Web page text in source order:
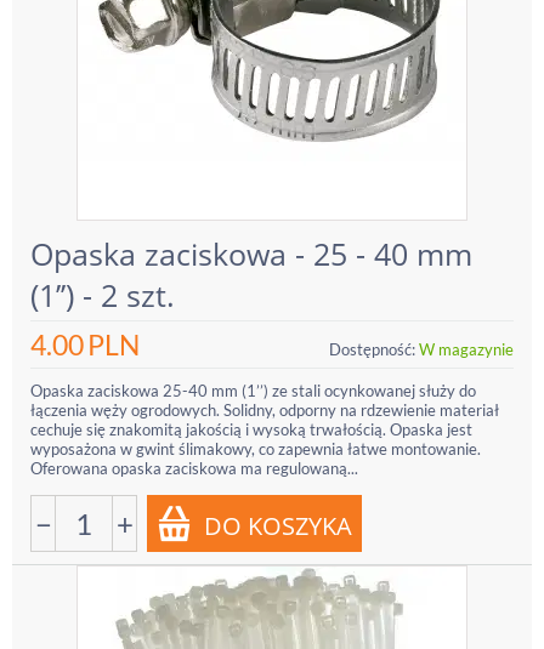
Opaska zaciskowa - 25 - 40 mm
(1’’) - 2 szt.
4.00PLN Dostępność:W magazynie
Opaska zaciskowa 25-40 mm (1’’) ze stali ocynkowanej służy do
łączenia węży ogrodowych. Solidny, odporny na rdzewienie materiał
cechuje się znakomitą jakością i wysoką trwałością. Opaska jest
wyposażona w gwint ślimakowy, co zapewnia łatwe montowanie.
Oferowana opaska zaciskowa ma regulowaną...
− +